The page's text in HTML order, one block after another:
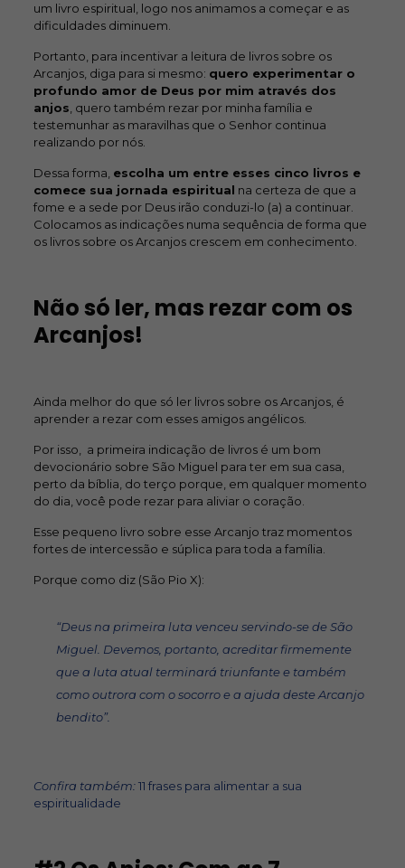
um livro espiritual, logo nos animamos a começar e as
dificuldades diminuem.
Portanto, para incentivar a leitura de livros sobre os
Arcanjos, diga para si mesmo: quero experimentar o
profundo amor de Deus por mim através dos
anjos , quero também rezar por minha família e
testemunhar as maravilhas que o Senhor continua
realizando por nós.
Dessa forma, escolha um entre esses cinco livros e
comece sua jornada espiritual na certeza de que a
fome e a sede por Deus irão conduzi-lo (a) a continuar.
Colocamos as indicações numa sequência de forma que
os livros sobre os Arcanjos crescem em conhecimento.
Não só ler, mas rezar com os
Arcanjos!
Ainda melhor do que só ler livros sobre os Arcanjos, é
aprender a rezar com esses amigos angélicos.
Por isso, a primeira indicação de livros é um bom
devocionário sobre São Miguel para ter em sua casa,
perto da bíblia, do terço porque, em qualquer momento
do dia, você pode rezar para aliviar o coração.
Esse pequeno livro sobre esse Arcanjo traz momentos
fortes de intercessão e súplica para toda a família.
Porque como diz (São Pio X):
“Deus na primeira luta venceu servindo-se de São
Miguel. Devemos, portanto, acreditar firmemente
que a luta atual terminará triunfante e também
como outrora com o socorro e a ajuda deste Arcanjo
bendito”.
Confira também:11 frases para alimentar a sua
espiritualidade